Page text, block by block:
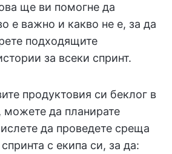
ще ви помогне да
е важно и какво не е, за да
подходящите
за всеки спринт.
продуктовия си беклог в
можете да планирате
да проведете среща
с екипа си, за да: